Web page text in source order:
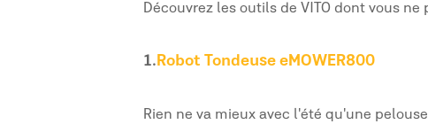
Découvrez les outils de VITO dont vous ne
1.Robot Tondeuse eMOWER800
Rien ne va mieux avec l'été qu'une